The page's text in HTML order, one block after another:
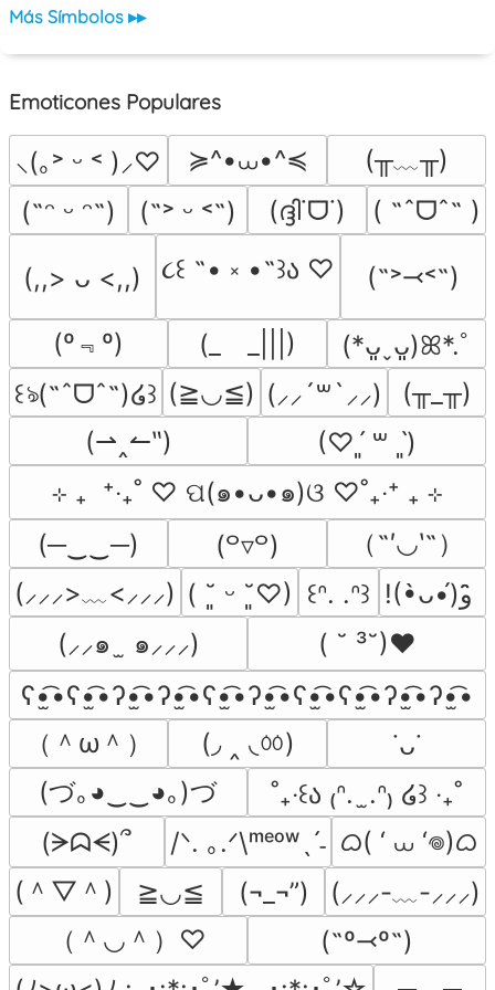
Más Símbolos ▸▸
Emoticones Populares
⸜(｡˃ ᵕ ˂ )⸝♡ ≽^•⩊•^≼
(╥﹏╥)
(˶ᵔ ᵕ ᵔ˶)
(˶˃ ᵕ ˂˶) (ദ്ദി˙ᗜ˙) ( ˶ˆᗜˆ˵ )
(,,> ᴗ <,,) ૮꒰ ˶• ༝ •˶꒱ა ♡ (˶˃⤙˂˶)
(º﹃º) (_　_|||)
(*ᴗ͈ˬᴗ͈)ꕤ*.ﾟ
꒰ঌ(˶ˆᗜˆ˵)໒꒱ (≧◡≦) (⸝⸝´꒳`⸝⸝)
(╥_╥)
(⇀‸↼‶)
(♡ˊ͈ ꒳ ˋ͈)
⊹ ₊  ⁺‧₊˚ ♡ ପ(๑•ᴗ•๑)ଓ ♡˚₊‧⁺ ₊ ⊹
(─‿‿─)
(꒪▿꒪)
（˶′◡‵˶）
(⸝⸝⸝>﹏<⸝⸝⸝) ( ˘͈ ᵕ ˘͈♡) ꒰ᐢ. .ᐢ꒱
(⸝⸝๑  ̫ ๑⸝⸝⸝)
( ˘ ³˘)♥
ʕ•̫͡•ʕ•̫͡•ʔ•̫͡•ʔ•̫͡•ʕ•̫͡•ʔ•̫͡•ʕ•̫͡•ʕ•̫͡•ʔ•̫͡•ʔ•̫͡•
（＾ω＾）
(◞ ‸ ◟ㆀ)
˙ᴗ˙
(づ｡◕‿‿◕｡)づ
˚₊‧꒰ა ₍ᐢ.  ̫.ᐢ₎ ໒꒱ ‧₊˚
(ᗒᗣᗕ)՞
/ᐠ. ｡.ᐟ\ᵐᵉᵒʷˎˊ˗ ᜊ( ‘ ⩊ ‘𖦹)ᜊ
(＾▽＾)
≧◡≦ (¬_¬”)
(⸝⸝⸝-﹏-⸝⸝⸝)
（＾◡＾）♡
(˶º⤙º˶)